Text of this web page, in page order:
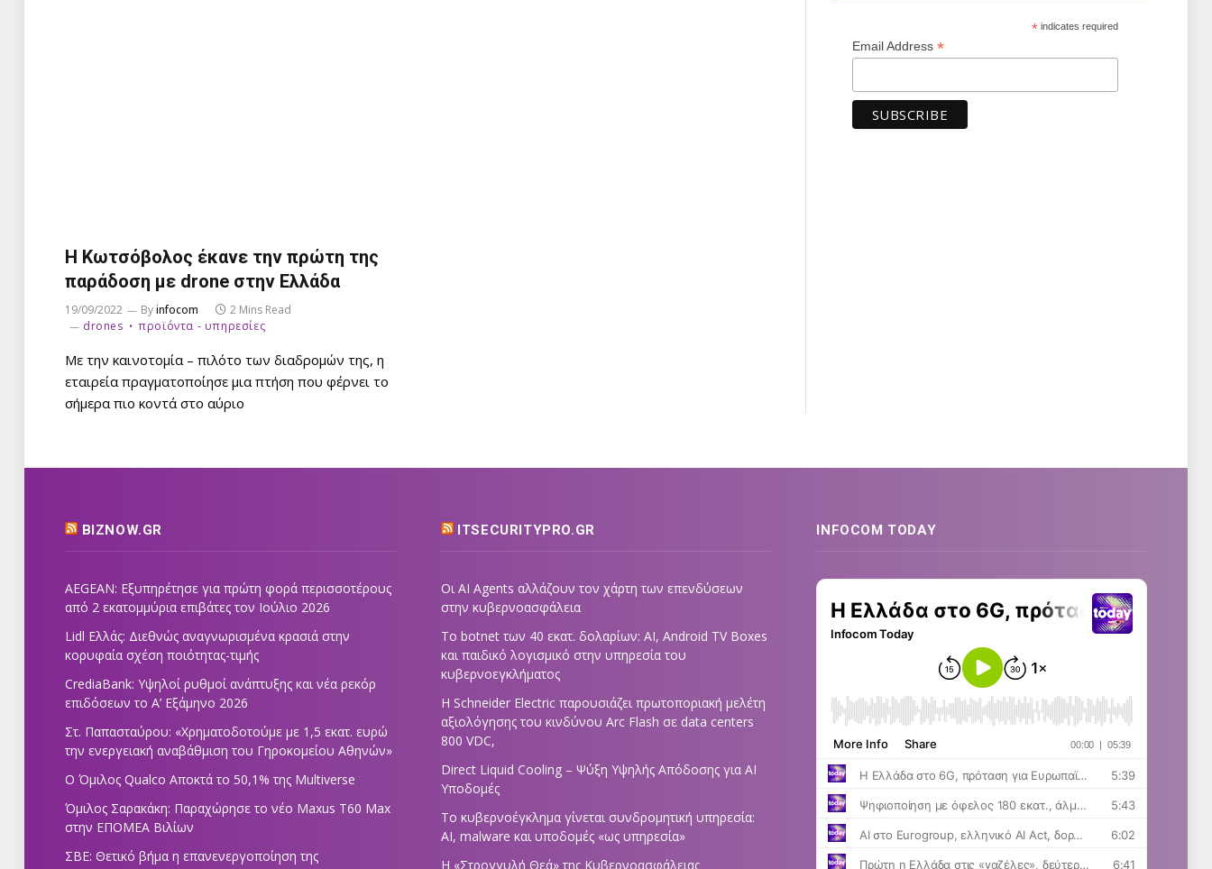
Η Κωτσόβολος έκανε την πρώτη της
παράδοση με drone στην Ελλάδα
19/09/2022 Byinfocom
2 Mins Read
drones
προϊόντα - υπηρεσίες
Με την καινοτομία – πιλότο των διαδρομών της, η
εταιρεία πραγματοποίησε μια πτήση που φέρνει το
σήμερα πιο κοντά στο αύριο
*indicates required
Email Address *
BIZNOW.GR
AEGEAN: Εξυπηρέτησε για πρώτη φορά περισσοτέρους
από 2 εκατομμύρια επιβάτες τον Ιούλιο 2026
Lidl Ελλάς: Διεθνώς αναγνωρισμένα κρασιά στην
κορυφαία σχέση ποιότητας-τιμής
CrediaBank: Υψηλοί ρυθμοί ανάπτυξης και νέα ρεκόρ
επιδόσεων το Α’ Εξάμηνο 2026
Στ. Παπασταύρου: «Χρηματοδοτούμε με 1,5 εκατ. ευρώ
την ενεργειακή αναβάθμιση του Γηροκομείου Αθηνών»
Ο Όμιλος Qualco Αποκτά το 50,1% της Multiverse
Όμιλος Σαρακάκη: Παραχώρησε το νέο Maxus T60 Max
στην ΕΠΟΜΕΑ Βιλίων
ΣΒΕ: Θετικό βήμα η επανενεργοποίηση της
ITSECURITYPRO.GR
Οι AI Agents αλλάζουν τον χάρτη των επενδύσεων
στην κυβερνοασφάλεια
Το botnet των 40 εκατ. δολαρίων: AI, Android TV Boxes
και παιδικό λογισμικό στην υπηρεσία του
κυβερνοεγκλήματος
Η Schneider Electric παρουσιάζει πρωτοποριακή μελέτη
αξιολόγησης του κινδύνου Arc Flash σε data centers
800 VDC,
Direct Liquid Cooling – Ψύξη Υψηλής Απόδοσης για AI
Υποδομές
Το κυβερνοέγκλημα γίνεται συνδρομητική υπηρεσία:
AI, malware και υποδομές «ως υπηρεσία»
Η «Στρογγυλή Θεά» της Κυβερνοασφάλειας
INFOCOM TODAY